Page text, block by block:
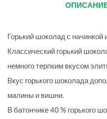
Горький шоколад с
Классический горький
немного терпким вкусом
Вкус горького шоколада
малины и вишни.
В батончике 40 % горького